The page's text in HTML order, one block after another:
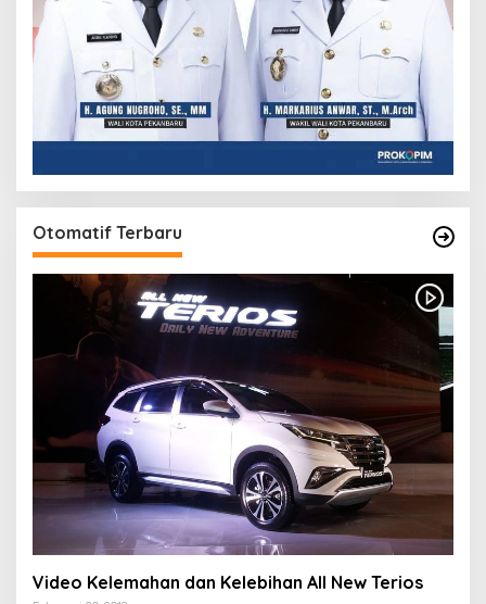
Otomatif Terbaru
Video Kelemahan dan Kelebihan All New Terios